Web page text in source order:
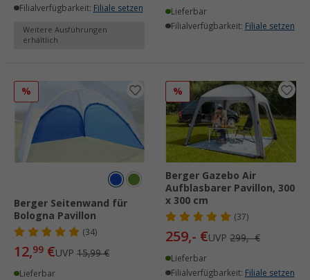
Filialverfügbarkeit: Filiale setzen
Weitere Ausführungen
erhältlich
Lieferbar
Filialverfügbarkeit: Filiale setzen
%
Berger Seitenwand für
Bologna Pavillon
(34)
12,99 €UVP 15,99 €
Lieferbar
%
Berger Gazebo Air
Aufblasbarer Pavillon, 300
x 300 cm
(37)
259,- €UVP 299,- €
Lieferbar
Filialverfügbarkeit: Filiale setzen